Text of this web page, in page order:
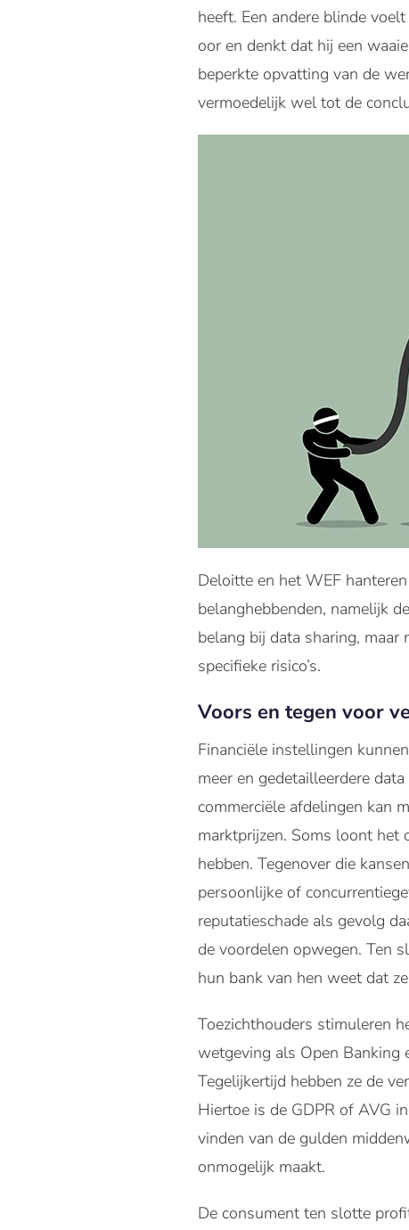
heeft. Een andere blinde
oor en denkt dat hij een
beperkte opvatting van de
vermoedelijk wel tot de
Deloitte en het WEF
belanghebbenden, namelijk
belang bij data sharing,
specifieke risico’s.
Voors en tegen voor
Financiële instellingen
meer en gedetailleerdere
commerciële afdelingen kan
marktprijzen. Soms loont het
hebben. Tegenover die
persoonlijke of
reputatieschade als gevolg
de voordelen opwegen. Ten
hun bank van hen weet dat
Toezichthouders stimuleren
wetgeving als Open Banking
Tegelijkertijd hebben ze de
Hiertoe is de GDPR of AVG
vinden van de gulden
onmogelijk maakt.
De consument ten slotte